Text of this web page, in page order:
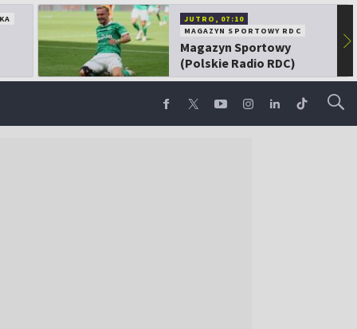
JUTRO, 07:10
MAGAZYN SPORTOWY RDC
Magazyn Sportowy
(Polskie Radio RDC)
▶